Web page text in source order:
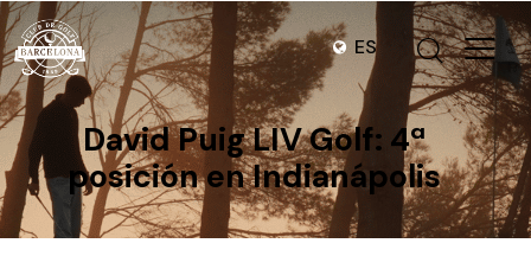
ES
David Puig LIV Golf: 4ª
posición en Indianápolis